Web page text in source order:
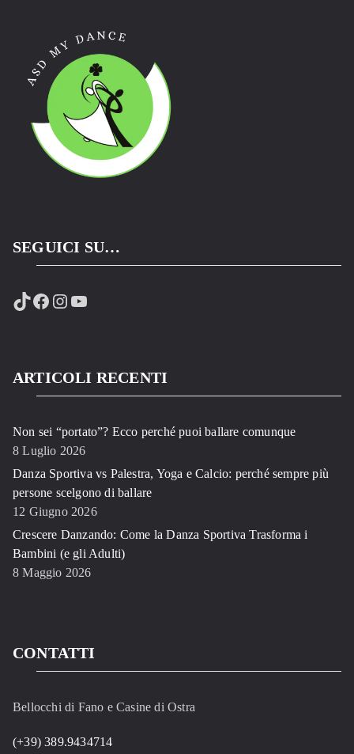
SEGUICI SU…
TikTok
Facebook
Instagram
YouTube
ARTICOLI RECENTI
Non sei “portato”? Ecco perché puoi ballare comunque
8 Luglio 2026
Danza Sportiva vs Palestra, Yoga e Calcio: perché sempre più
persone scelgono di ballare
12 Giugno 2026
Crescere Danzando: Come la Danza Sportiva Trasforma i
Bambini (e gli Adulti)
8 Maggio 2026
CONTATTI
Bellocchi di Fano e Casine di Ostra
(+39) 389.9434714